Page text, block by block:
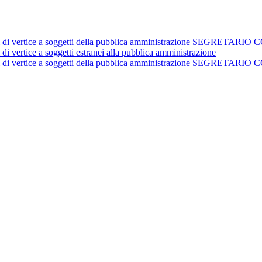
di vertice a soggetti della pubblica amministrazione
vertice a soggetti estranei alla pubblica amministrazione
di vertice a soggetti della pubblica amministrazione